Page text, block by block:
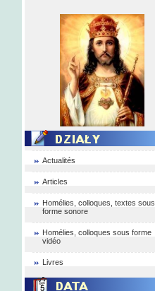
Actualités
Articles
Homélies, colloques, textes sous
forme sonore
Homélies, colloques sous forme
vidéo
Livres